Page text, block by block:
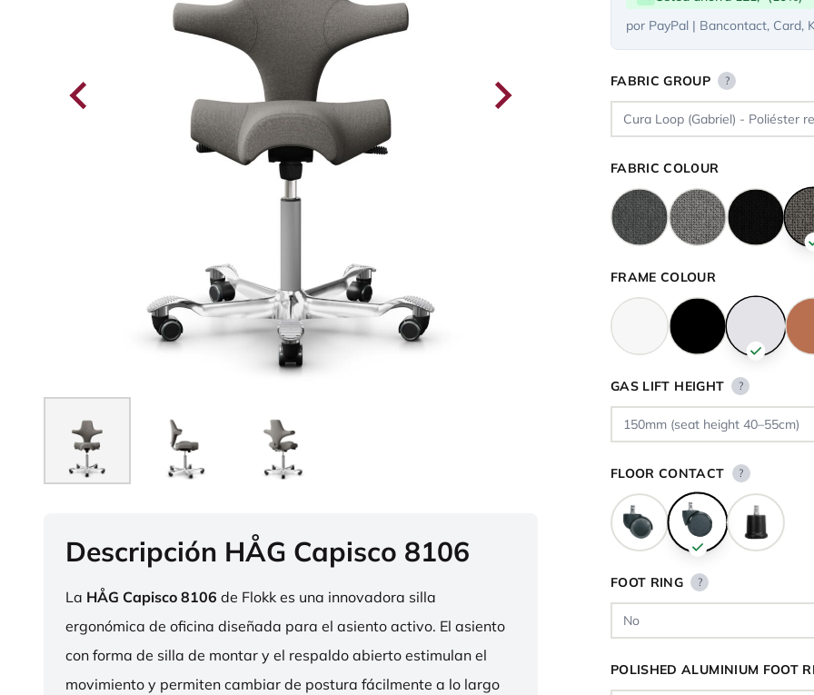
Descripción HÅG Capisco 8106
La HÅG Capisco 8106 de Flokk es una innovadora silla
ergonómica de oficina diseñada para el asiento activo. El asiento
con forma de silla de montar y el respaldo abierto estimulan el
movimiento y permiten cambiar de postura fácilmente a lo largo
por PayPal | Bancontact, Card,
FABRIC GROUP ?
FABRIC COLOUR
FRAME COLOUR
GAS LIFT HEIGHT ?
FLOOR CONTACT ?
FOOT RING ?
POLISHED ALUMINIUM FOOT